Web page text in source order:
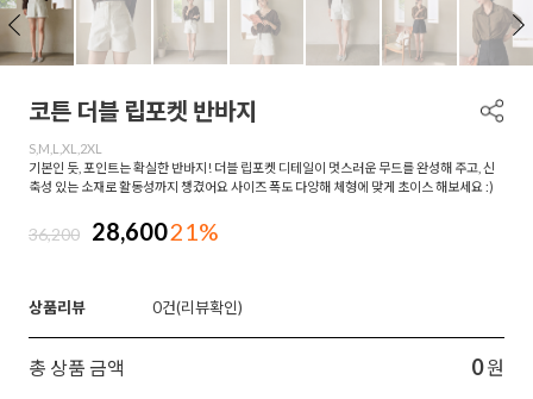
코튼 더블 립포켓 반바지
S,M,L,XL,2XL
기본인 듯, 포인트는 확실한 반바지! 더블 립포켓 디테일이 멋스러운 무드를 완성해 주고, 신
축성 있는 소재로 활동성까지 챙겼어요 사이즈 폭도 다양해 체형에 맞게 초이스 해보세요 :)
36,200 28,60021%
상품리뷰 0
총 상품 금액 0 원